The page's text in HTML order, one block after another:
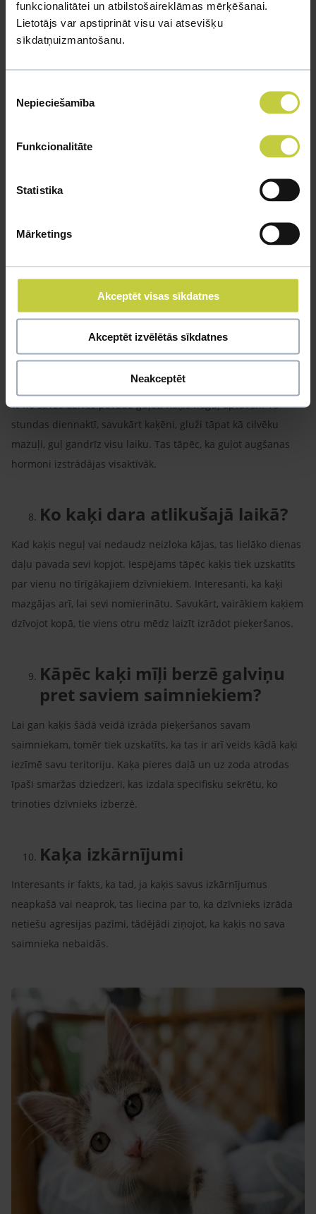
funkcionalitātei un atbilstošaireklāmas mērķēšanai.
Lietotājs var apstiprināt visu vai atsevišķu
sīkdatņuizmantošanu.
izvēle
Nepieciešamība
Funkcionalitāte
Statistika
Mārketings
Akceptēt visas sīkdatnes
Akceptēt izvēlētās sīkdatnes
Neakceptēt
Nav divu vienādu pirkstu nospiedumu, tāpat kā nav divu
vienādu kaķu degungala nospiedumu. Kaķa degungala
nospiedums ir unikāls.
Kaķa miegs
Lai gan kaķi, īpaši pusaudžu vecumā, var šķist ļoti aktīvi,
darbīgi un rotaļīgi, tomēr fakti paliek fakti – kaķi aptuveni 70
% no savas dzīves pavada guļot. Kaķis noguļ aptuveni 18
stundas diennaktī, savukārt kaķēni, gluži tāpat kā cilvēku
mazuļi, guļ gandrīz visu laiku. Tas tāpēc, ka guļot augšanas
hormoni izstrādājas visaktīvāk.
Ko kaķi dara atlikušajā laikā?
Kad kaķis neguļ vai nedaudz neizloka kājas, tas lielāko dienas
daļu pavada sevi kopjot. Iespējams tāpēc kaķis tiek uzskatīts
par vienu no tīrīgākajiem dzīvniekiem. Interesanti, ka kaķi
mazgājas arī, lai sevi nomierinātu. Savukārt, vairākiem kaķiem
dzīvojot kopā, tie viens otru mēdz laizīt izrādot pieķeršanos.
Kāpēc kaķi mīļi berzē galviņu
pret saviem saimniekiem?
Lai gan kaķis šādā veidā izrāda pieķeršanos savam
saimniekam, tomēr tiek uzskatīts, ka tas ir arī veids kādā kaķi
iezīmē savu teritoriju. Kaķa pieres daļā un uz zoda atrodas
īpaši smaržas dziedzeri, kas izdala specifisku sekrētu, ko
trinoties dzīvnieks izberzē.
Kaķa izkārnījumi
Interesants ir fakts, ka tad, ja kaķis savus izkārnījumus
neapkašā vai neaprok, tas liecina par to, ka dzīvnieks izrāda
netiešu agresijas pazīmi, tādējādi ziņojot, ka kaķis no sava
saimnieka nebaidās.